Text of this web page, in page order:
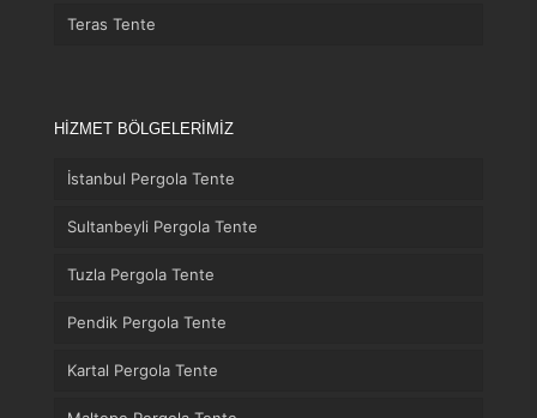
Teras Tente
HİZMET BÖLGELERİMİZ
İstanbul Pergola Tente
Sultanbeyli Pergola Tente
Tuzla Pergola Tente
Pendik Pergola Tente
Kartal Pergola Tente